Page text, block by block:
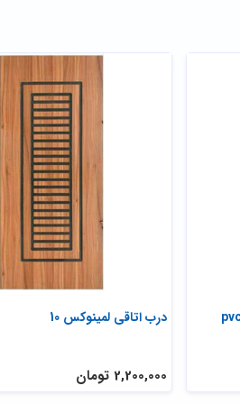
درب اتاقی لمینوکس 10
2,200,000 تومان